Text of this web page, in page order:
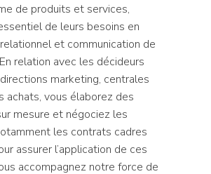
de produits et services,
de leurs besoins en
et communication de
relation avec les décideurs
marketing, centrales
achats, vous élaborez des
mesure et négociez les
les contrats cadres
assurer l’application de ces
accompagnez notre force de